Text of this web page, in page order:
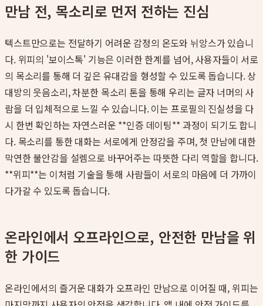
만남 전, 목소리로 먼저 전하는 진심
텍스트만으로는 전달하기 어려운 감정의 온도와 뉘앙스가 있습니
다. 위피의 '보이스톡' 기능은 이러한 한계를 넘어, 사용자들이 서로
의 목소리를 통해 더 깊은 유대감을 형성할 수 있도록 돕습니다. 상
대방의 웃음소리, 차분한 목소리 톤을 통해 우리는 글자 너머의 사
람을 더 입체적으로 느낄 수 있습니다. 이는 프로필의 진실성을 다
시 한번 확인하는 자연스러운 **인증 데이팅** 과정이 되기도 합니
다. 목소리를 통한 대화는 서로에게 안정감을 주며, 첫 만남에 대한
막연한 불안감을 설렘으로 바꾸어주는 따뜻한 다리 역할을 합니다.
**위피**는 이처럼 기술을 통해 사람들이 서로의 마음에 더 가까이
다가갈 수 있도록 돕습니다.
온라인에서 오프라인으로, 안전한 만남을 위
한 가이드
온라인에서의 즐거운 대화가 오프라인 만남으로 이어질 때, 위피는